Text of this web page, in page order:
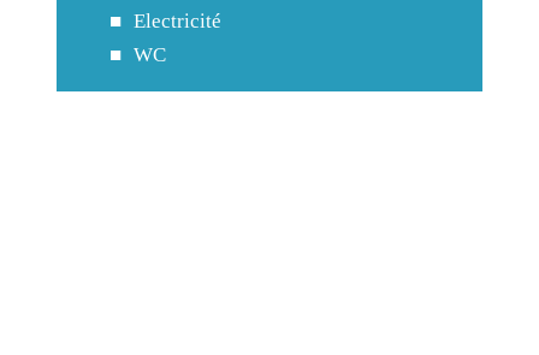
Electricité
WC